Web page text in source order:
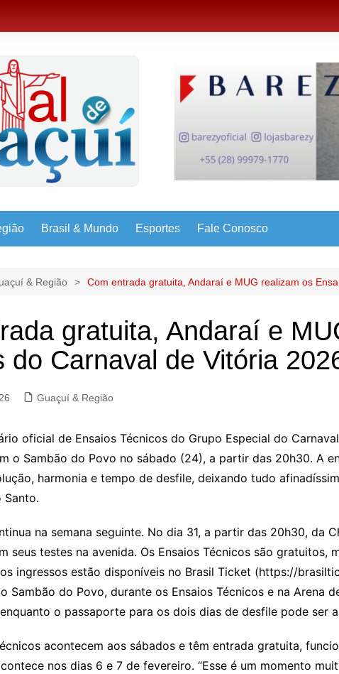
Brasil & Mundo Esportes Fale Conosco
& Região Com entrada gratuita, Andaraí e MUG realizam os
gratuita, Andaraí e
do Carnaval de Vitória
Guaçuí & Região
oficial de Ensaios Técnicos do Grupo Especial do
o Sambão do Povo no sábado (24), a partir das 20h30. A
harmonia e tempo de desfile, deixando tudo
Santo.
na semana seguinte. No dia 31, a partir das 20h30, da
seus testes na avenida. Os Ensaios Técnicos são
ingressos estão disponíveis no Brasil Ticket (https://
Sambão do Povo, durante os Ensaios Técnicos e na Arena
o passaporte para os dois dias de desfile pode ser
acontecem aos sábados e têm entrada gratuita,
nos dias 6 e 7 de fevereiro. “Esse é um momento